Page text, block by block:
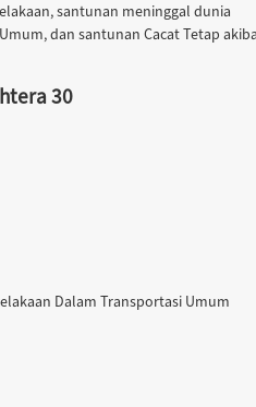
santunan meninggal dunia
dan santunan Cacat Tetap
30
Dalam Transportasi Umum